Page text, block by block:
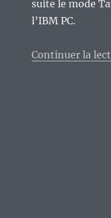
suite le mode
l’IBM PC.
Continuer la